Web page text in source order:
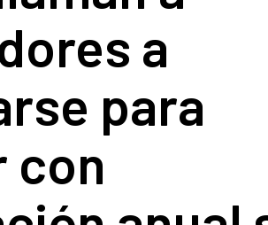
a
para
con